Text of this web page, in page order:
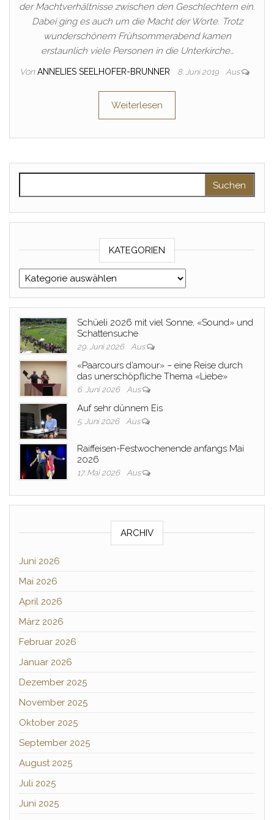
der Machtverhältnisse zwischen den Geschlechtern ein.
Dabei ging es auch um die Macht der Worte. Trotz
wunderschönem Frühsommerabend kamen
erstaunlich viele Personen in die Unterkirche…
Von ANNELIES SEELHOFER-BRUNNER 8. Juni 2019 Aus
Weiterlesen
KATEGORIEN
Kategorien
Schüeli 2026 mit viel Sonne, «Sound» und
Schattensuche
29. Juni 2026 Aus
«Paarcours d’amour» – eine Reise durch
das unerschöpfliche Thema «Liebe»
6. Juni 2026 Aus
Auf sehr dünnem Eis
5. Juni 2026 Aus
Raiffeisen-Festwochenende anfangs Mai
2026
17. Mai 2026 Aus
ARCHIV
Juni 2026
Mai 2026
April 2026
März 2026
Februar 2026
Januar 2026
Dezember 2025
November 2025
Oktober 2025
September 2025
August 2025
Juli 2025
Juni 2025